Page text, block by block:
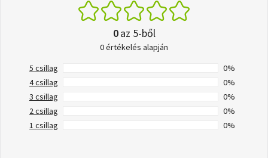
0az 5-ből
0 értékelés alapján
5 csillag
0%
4 csillag
0%
3 csillag
0%
2 csillag
0%
1 csillag
0%